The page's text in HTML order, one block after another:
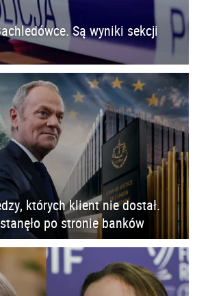
Są wyniki sekcji
których klient nie dostał.
po stronie banków